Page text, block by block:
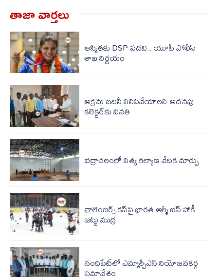
తాజా వార్త‌లు
అస్మితకు DSP పదవి.. యూపీ పోలీస్
శాఖ నిర్ణయం
అక్రమ బదిలీ నిలిపివేయాలని అదనపు
కలెక్టర్‌కు వినతి
భద్రాచలంలో నిత్య కల్యాణ వేదిక మార్పు
ఛాలెంజర్స్ కప్‌పై భారత ఆర్మీ ఐస్ హాకీ
జట్టు ముద్ర
నందిపేట్‌లో ఎమ్మార్పీఎస్ నియోజవకర్గ
సమావేశం